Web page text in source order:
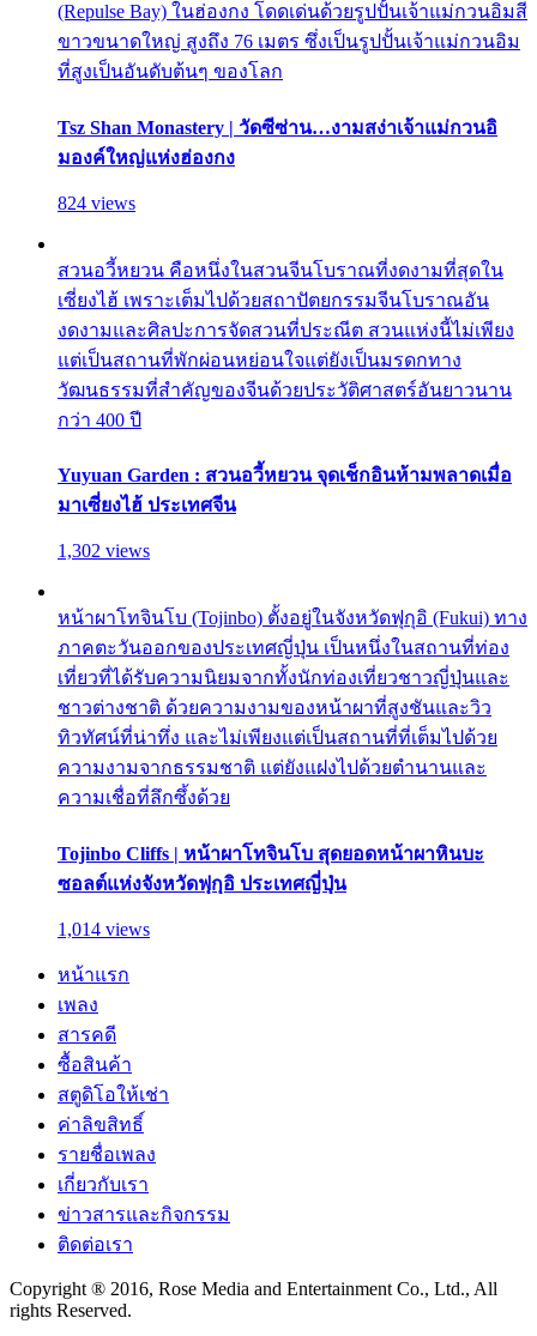
(Repulse Bay) ในฮ่องกง โดดเด่นด้วยรูปปั้นเจ้าแม่กวนอิมสี
ขาวขนาดใหญ่ สูงถึง 76 เมตร ซึ่งเป็นรูปปั้นเจ้าแม่กวนอิม
ที่สูงเป็นอันดับต้นๆ ของโลก
Tsz Shan Monastery | วัดซีซ่าน…งามสง่าเจ้าแม่กวนอิ
มองค์ใหญ่แห่งฮ่องกง
824 views
สวนอวี้หยวน คือหนึ่งในสวนจีนโบราณที่งดงามที่สุดใน
เซี่ยงไฮ้ เพราะเต็มไปด้วยสถาปัตยกรรมจีนโบราณอัน
งดงามและศิลปะการจัดสวนที่ประณีต สวนแห่งนี้ไม่เพียง
แต่เป็นสถานที่พักผ่อนหย่อนใจแต่ยังเป็นมรดกทาง
วัฒนธรรมที่สำคัญของจีนด้วยประวัติศาสตร์อันยาวนาน
กว่า 400 ปี
Yuyuan Garden : สวนอวี้หยวน จุดเช็กอินห้ามพลาดเมื่อ
มาเซี่ยงไฮ้ ประเทศจีน
1,302 views
หน้าผาโทจินโบ (Tojinbo) ตั้งอยู่ในจังหวัดฟุกุอิ (Fukui) ทาง
ภาคตะวันออกของประเทศญี่ปุ่น เป็นหนึ่งในสถานที่ท่อง
เที่ยวที่ได้รับความนิยมจากทั้งนักท่องเที่ยวชาวญี่ปุ่นและ
ชาวต่างชาติ ด้วยความงามของหน้าผาที่สูงชันและวิว
ทิวทัศน์ที่น่าทึ่ง และไม่เพียงแต่เป็นสถานที่ที่เต็มไปด้วย
ความงามจากธรรมชาติ แต่ยังแฝงไปด้วยตำนานและ
ความเชื่อที่ลึกซึ้งด้วย
Tojinbo Cliffs | หน้าผาโทจินโบ สุดยอดหน้าผาหินบะ
ซอลต์แห่งจังหวัดฟุกุอิ ประเทศญี่ปุ่น
1,014 views
หน้าแรก
เพลง
สารคดี
ซื้อสินค้า
สตูดิโอให้เช่า
ค่าลิขสิทธิ์
รายชื่อเพลง
เกี่ยวกับเรา
ข่าวสารและกิจกรรม
ติดต่อเรา
Copyright ® 2016, Rose Media and Entertainment Co., Ltd., All
rights Reserved.